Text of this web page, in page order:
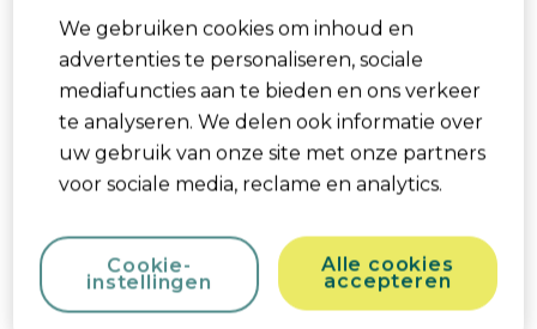
Sorteren op
Meest relevant
van
Beoordelingen.
1– 3 van 3 Beoordelingen
1 van 5 sterren.
Aucune confiance dans la mesure.
G.Beneux
We gebruiken cookies om inhoud en
advertenties te personaliseren, sociale
mediafuncties aan te bieden en ons verkeer
te analyseren. We delen ook informatie over
uw gebruik van onze site met onze partners
voor sociale media, reclame en analytics.
Alle cookies
accepteren
Cookie-
instellingen